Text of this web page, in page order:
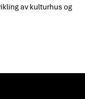
av kulturhus og